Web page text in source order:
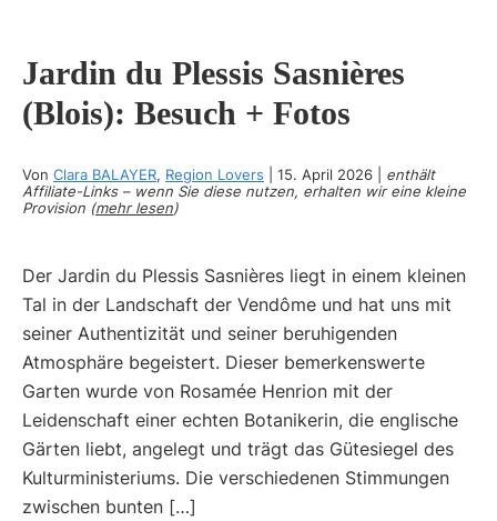
Jardin du Plessis Sasnières
(Blois): Besuch + Fotos
Von Clara BALAYER, Region Lovers 15. April 2026
enthält
Affiliate-Links – wenn Sie diese nutzen, erhalten wir eine kleine
Provision (mehr lesen)
Der Jardin du Plessis Sasnières liegt in einem kleinen
Tal in der Landschaft der Vendôme und hat uns mit
seiner Authentizität und seiner beruhigenden
Atmosphäre begeistert. Dieser bemerkenswerte
Garten wurde von Rosamée Henrion mit der
Leidenschaft einer echten Botanikerin, die englische
Gärten liebt, angelegt und trägt das Gütesiegel des
Kulturministeriums. Die verschiedenen Stimmungen
zwischen bunten […]